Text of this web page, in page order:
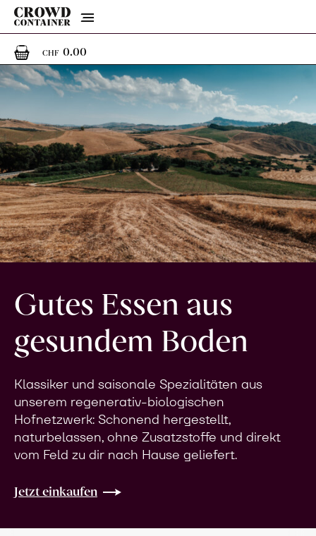
Menu
CHF 0.000 Artikel im Warenkorb
Gutes Essen aus
gesundem Boden
Klassiker und saisonale Spezialitäten aus
unserem regenerativ-biologischen
Hofnetzwerk: Schonend hergestellt,
naturbelassen, ohne Zusatzstoffe und direkt
vom Feld zu dir nach Hause geliefert.
Jetzt einkaufen